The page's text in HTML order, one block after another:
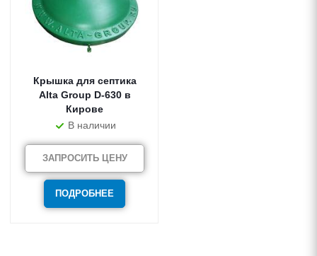
Крышка для септика
Alta Group D-630 в
Кирове
В наличии
ЗАПРОСИТЬ ЦЕНУ
ПОДРОБНЕЕ